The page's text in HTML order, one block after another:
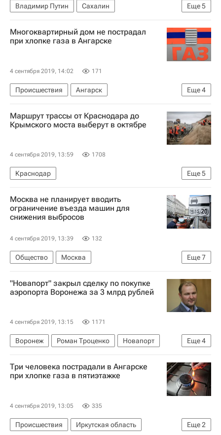
Еще5
Владимир Путин
Сахалин
Валерий Лимаренко
Восточный экономический форум
Жилье
Многоквартирный дом не пострадал
при хлопке газа в Ангарске
4 сентября 2019, 14:02 171
Еще4
Происшествия
Ангарск
МЧС России (Министерство РФ по делам гражданской обороны, чрезвычайным ситуациям и ликвидации последствий стихийных бедствий)
Иркутская область
Жилье Россия
Маршрут трассы от Краснодара до
Крымского моста выберут в октябре
4 сентября 2019, 13:59 1708
Еще5
Краснодар
Федеральное дорожное агентство (Росавтодор)
Дороги
Восточный экономический форум
Министерство транспорта РФ (Минтранс России)
Россия
Москва не планирует вводить
ограничение въезда машин для
снижения выбросов
4 сентября 2019, 13:39 132
Еще7
Общество
Москва
Новости - Недвижимость
Транспорт
Москва Сегодня: мегаполис для жизни
Антон Кульбачевский
Городское хозяйство Москвы
Комплекс городского хозяйства Москвы
"Новапорт" закрыл сделку по покупке
аэропорта Воронежа за 3 млрд рублей
4 сентября 2019, 13:15 1171
Еще4
Воронеж Роман Троценко
Новапорт
Коммерческая недвижимость
Инфраструктура
Аэропорты
Три человека пострадали в Ангарске
при хлопке газа в пятиэтажке
4 сентября 2019, 13:05 335
Еще2
Происшествия
Иркутская область